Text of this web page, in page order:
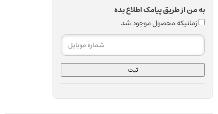
به من از طریق پیامک اطلاع بده
زمانیکه محصول موجود شد
ثبت